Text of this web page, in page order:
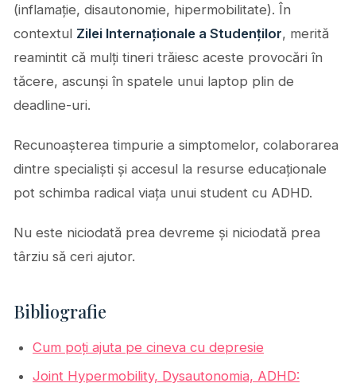
(inflamație, disautonomie, hipermobilitate). În
contextul Zilei Internaționale a Studenților, merită
reamintit că mulți tineri trăiesc aceste provocări în
tăcere, ascunși în spatele unui laptop plin de
deadline-uri.
Recunoașterea timpurie a simptomelor, colaborarea
dintre specialiști și accesul la resurse educaționale
pot schimba radical viața unui student cu ADHD.
Nu este niciodată prea devreme și niciodată prea
târziu să ceri ajutor.
Bibliografie
Cum poți ajuta pe cineva cu depresie
Joint Hypermobility, Dysautonomia, ADHD: